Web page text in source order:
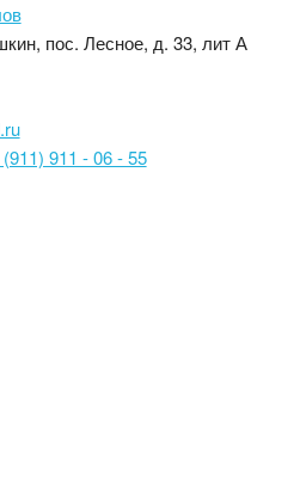
пос. Лесное, д. 33, лит А
911 - 06 - 55